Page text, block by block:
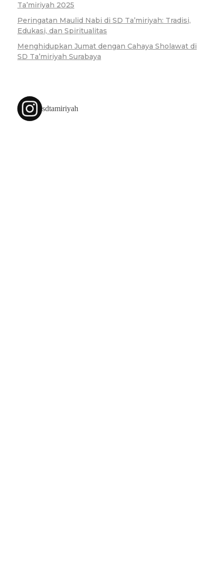
Ta’miriyah 2025
Peringatan Maulid Nabi di SD Ta’miriyah: Tradisi,
Edukasi, dan Spiritualitas
Menghidupkan Jumat dengan Cahaya Sholawat di
SD Ta’miriyah Surabaya
sdtamiriyah